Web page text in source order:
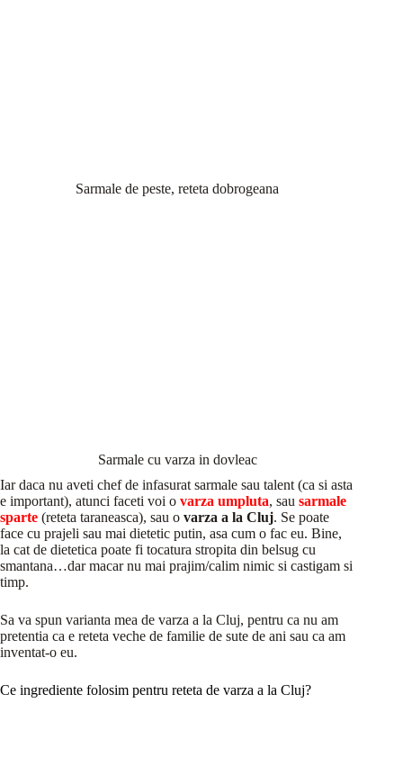
Sarmale de peste, reteta dobrogeana
Sarmale cu varza in dovleac
Iar daca nu aveti chef de infasurat sarmale sau talent (ca si asta
e important), atunci faceti voi o varza umpluta, sau sarmale
sparte (reteta taraneasca), sau o varza a la Cluj. Se poate
face cu prajeli sau mai dietetic putin, asa cum o fac eu. Bine,
la cat de dietetica poate fi tocatura stropita din belsug cu
smantana…dar macar nu mai prajim/calim nimic si castigam si
timp.
Sa va spun varianta mea de varza a la Cluj, pentru ca nu am
pretentia ca e reteta veche de familie de sute de ani sau ca am
inventat-o eu.
Ce ingrediente folosim pentru reteta de varza a la Cluj?